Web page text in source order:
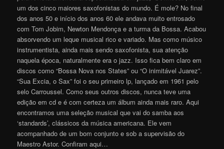
um dos cinco maiores saxofonistas do mundo. É mole? No final
dos anos 50 e início dos anos 60 ele andava muito entrosado
com Tom Jobim, Newton Mendonça e a turma da Bossa. Acabou
absorvendo um leque musical rico e variado. Mas como músico
instrumentista, ainda mais sendo saxofonista, sua atenção
naquela época, naturalmente era o jazz. Isso fica bem claro em
discos como “Bossa Nova nos States” ou “O inimitável Juarez”.
“Sua Excia, o Sax” foi o seu primeiro lp, lançado em 1961 pelo
selo Carroussel. Como seus outros discos, nunca teve uma
edição em cd e é com certeza um álbum ainda mais raro. Aqui
encontramos uma seleção musical que vai do samba aos
‘standards’, clássicos da música americana. Ele vem
acompanhado de um bom conjunto e sob a supervisão do
Maestro Astor. Confiram aqui…